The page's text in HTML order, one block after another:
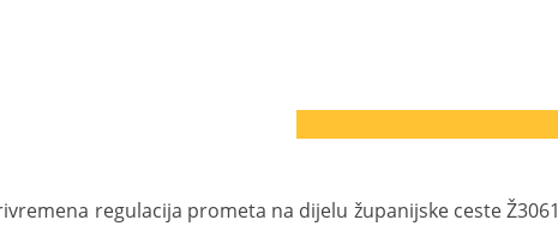
regulacija prometa na dijelu županijske ceste Ž3061